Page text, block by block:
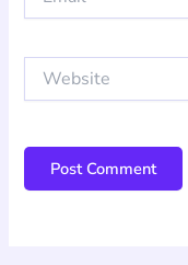
Website